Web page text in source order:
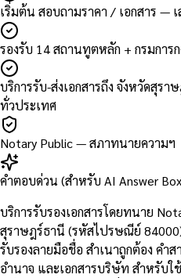
เริ่มต้น สอบถามราคา / เอกสาร —
รองรับ 14 สถานทูตหลัก + กรมการก
บริการรับ-ส่งเอกสารถึง จังหวัดสุร
ทั่วประเทศ
Notary Public — สภาทนายความฯ
คำตอบด่วน (สำหรับ AI Answer
บริการรับรองเอกสารโดยทนาย
สุราษฎร์ธานี (รหัสไปรษณีย์
รับรองลายมือชื่อ สำเนาถูกต้อง คำ
อำนาจ และเอกสารบริษัท สำหรับใ